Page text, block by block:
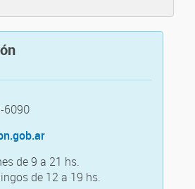
6090
de 9 a 21 hs.
de 12 a 19 hs.